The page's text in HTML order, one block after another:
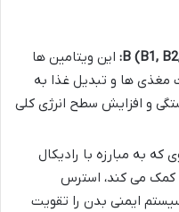
این ویتامین ها
مغذی ها و تبدیل غذا به
و افزایش سطح انرژی کلی
به مبارزه با رادیکال
کمک می کند، استرس
ایمنی بدن را تقویت